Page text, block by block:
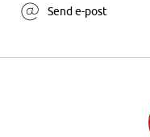
Send e-post